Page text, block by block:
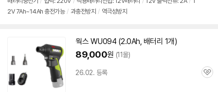
2V 7Ah~14Ah 충전가능 / 과충전방지 / 역극성방지
웍스 WU094 (2.0Ah, 배터리 1개)
89,000원 (11몰)
26.02. 등록
관